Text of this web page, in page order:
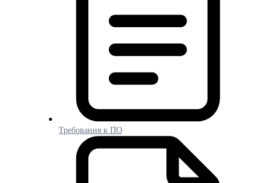
Требования к ПО